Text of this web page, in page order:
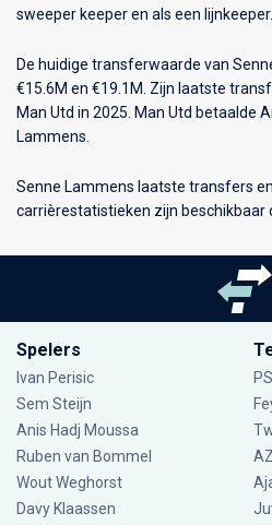
sweeper keeper en als een lijnkeeper.
De huidige transferwaarde van
€15.6M en €19.1M. Zijn laatste
Man Utd in 2025. Man Utd betaalde
Lammens.
Senne Lammens laatste transfers
carrièrestatistieken zijn beschikbaar
Spelers
Ivan Perisic
Sem Steijn
Anis Hadj Moussa
Ruben van Bommel
Wout Weghorst
Davy Klaassen
AZ